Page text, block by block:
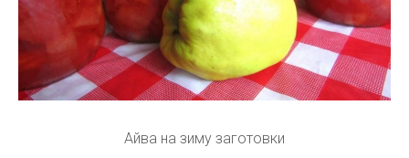
Айва на зиму заготовки